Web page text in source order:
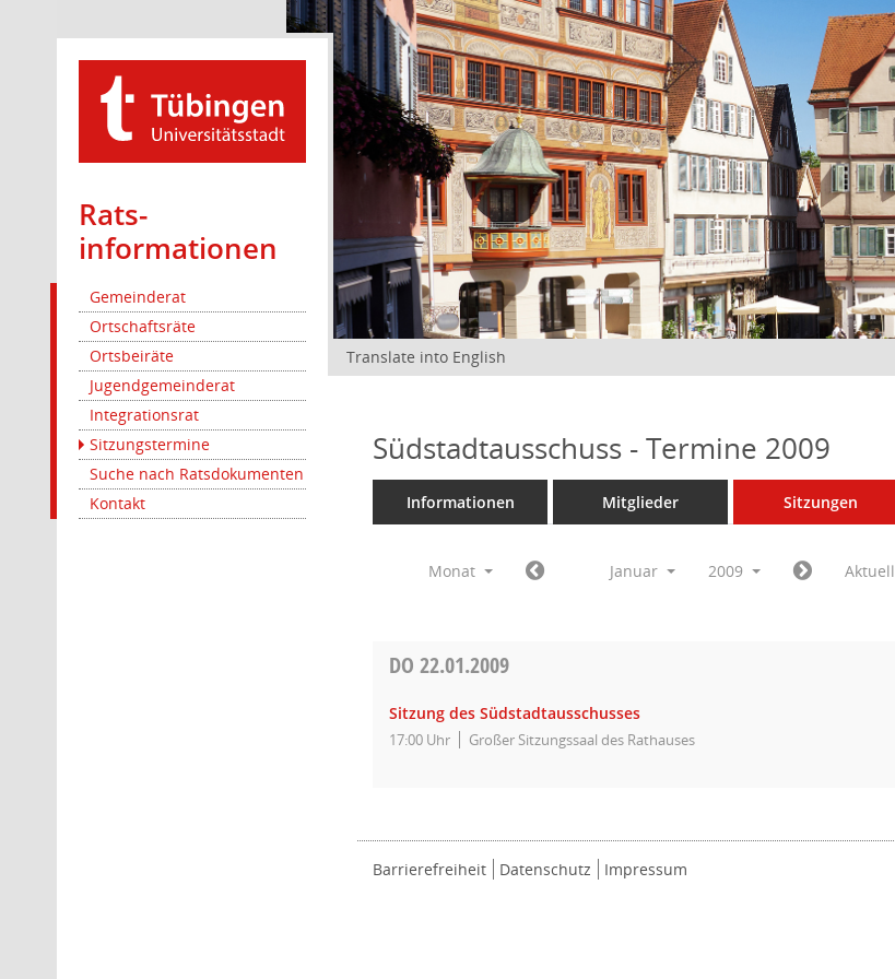
Rats­
informationen
Gemeinderat
Ortschaftsräte
Ortsbeiräte
Jugendgemeinderat
Integrationsrat
Sitzungstermine
Suche nach Ratsdokumenten
Kontakt
Translate into English
Südstadtausschuss - Termine 2009
Informationen Mitglieder Sitzungen
Monat Januar 2009 Aktuell
DO22.01.2009
Sitzung des Südstadtausschusses
17:00 Uhr Großer Sitzungssaal des Rathauses
Barrierefreiheit Datenschutz Impressum